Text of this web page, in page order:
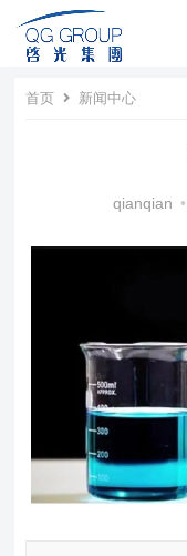
首页 新闻中心
qianqian •